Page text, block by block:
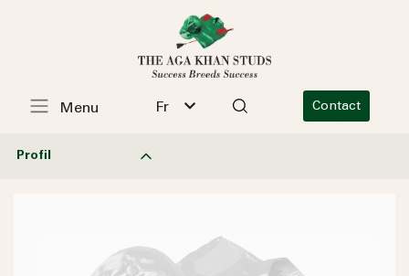
Fr Contact
Menu
Profil